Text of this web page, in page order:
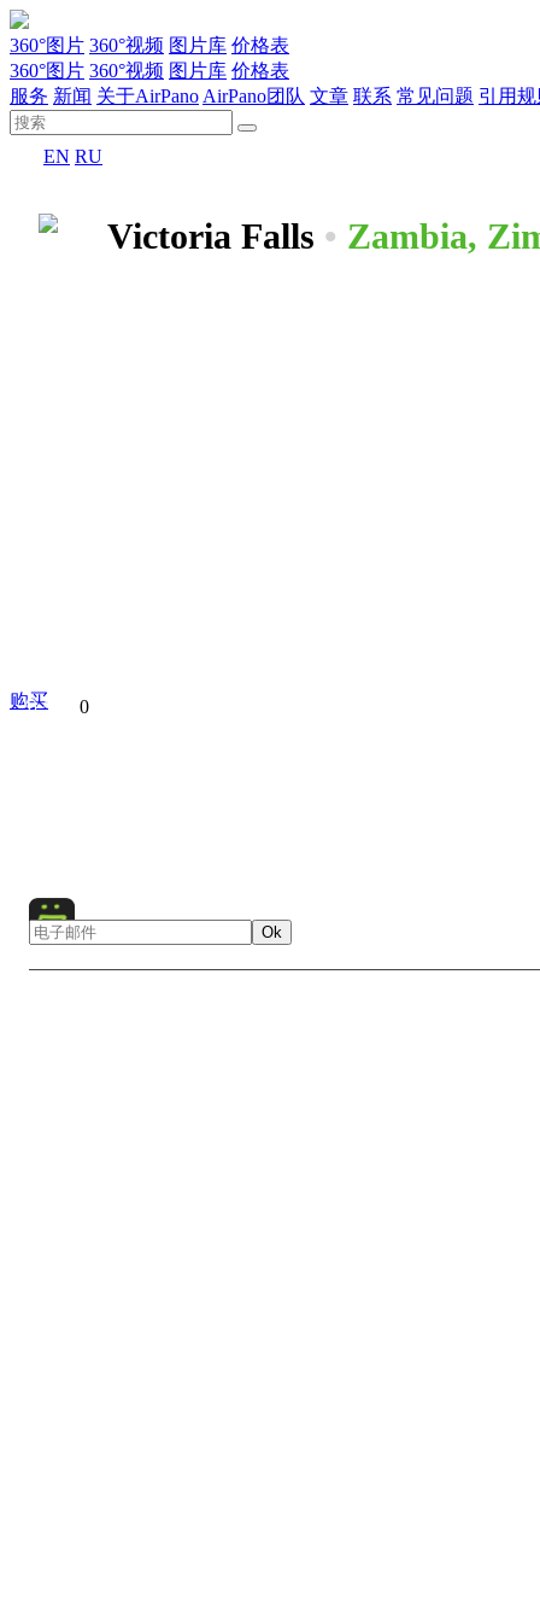
360°图片 360°视频 图片库 价格表
360°图片 360°视频 图片库 价格表
服务 新闻 关于AirPano AirPano团队 文章 联系 常见问题 引用
EN RU
Victoria Falls • Zambia,
分享到 0
购买
Ok